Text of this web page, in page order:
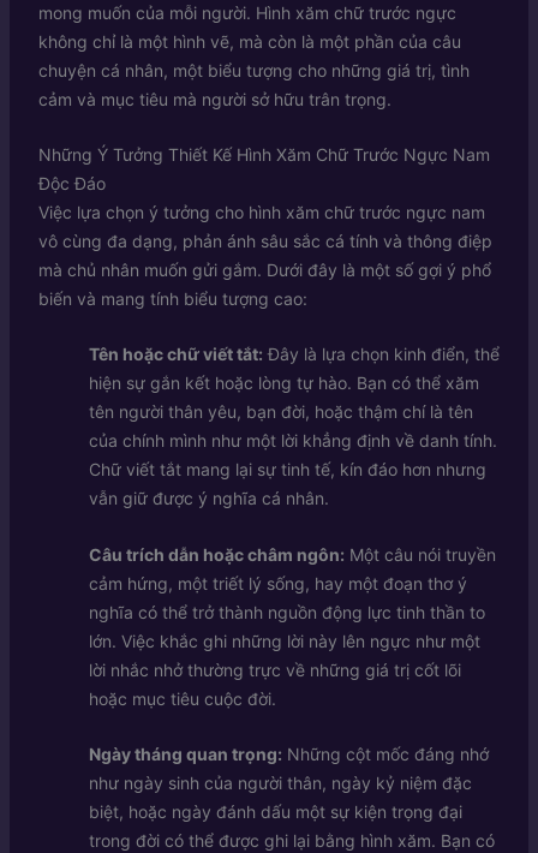
mong muốn của mỗi người. Hình xăm chữ trước ngực
không chỉ là một hình vẽ, mà còn là một phần của câu
chuyện cá nhân, một biểu tượng cho những giá trị, tình
cảm và mục tiêu mà người sở hữu trân trọng.
Những Ý Tưởng Thiết Kế Hình Xăm Chữ Trước Ngực Nam
Độc Đáo
Việc lựa chọn ý tưởng cho hình xăm chữ trước ngực nam
vô cùng đa dạng, phản ánh sâu sắc cá tính và thông điệp
mà chủ nhân muốn gửi gắm. Dưới đây là một số gợi ý phổ
biến và mang tính biểu tượng cao:
Tên hoặc chữ viết tắt: Đây là lựa chọn kinh điển, thể
hiện sự gắn kết hoặc lòng tự hào. Bạn có thể xăm
tên người thân yêu, bạn đời, hoặc thậm chí là tên
của chính mình như một lời khẳng định về danh tính.
Chữ viết tắt mang lại sự tinh tế, kín đáo hơn nhưng
vẫn giữ được ý nghĩa cá nhân.
Câu trích dẫn hoặc châm ngôn: Một câu nói truyền
cảm hứng, một triết lý sống, hay một đoạn thơ ý
nghĩa có thể trở thành nguồn động lực tinh thần to
lớn. Việc khắc ghi những lời này lên ngực như một
lời nhắc nhở thường trực về những giá trị cốt lõi
hoặc mục tiêu cuộc đời.
Ngày tháng quan trọng: Những cột mốc đáng nhớ
như ngày sinh của người thân, ngày kỷ niệm đặc
biệt, hoặc ngày đánh dấu một sự kiện trọng đại
trong đời có thể được ghi lại bằng hình xăm. Bạn có